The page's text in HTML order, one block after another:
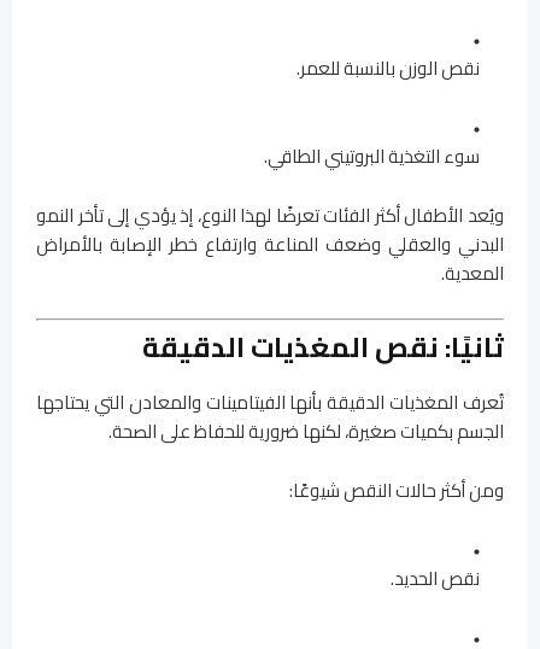
نقص الوزن بالنسبة للعمر.
سوء التغذية البروتيني الطاقي.
ويُعد الأطفال أكثر الفئات تعرضًا لهذا النوع، إذ يؤدي إلى تأخر النمو
البدني والعقلي وضعف المناعة وارتفاع خطر الإصابة بالأمراض
المعدية.
ثانيًا: نقص المغذيات الدقيقة
تُعرف المغذيات الدقيقة بأنها الفيتامينات والمعادن التي يحتاجها
الجسم بكميات صغيرة، لكنها ضرورية للحفاظ على الصحة.
ومن أكثر حالات النقص شيوعًا:
نقص الحديد.